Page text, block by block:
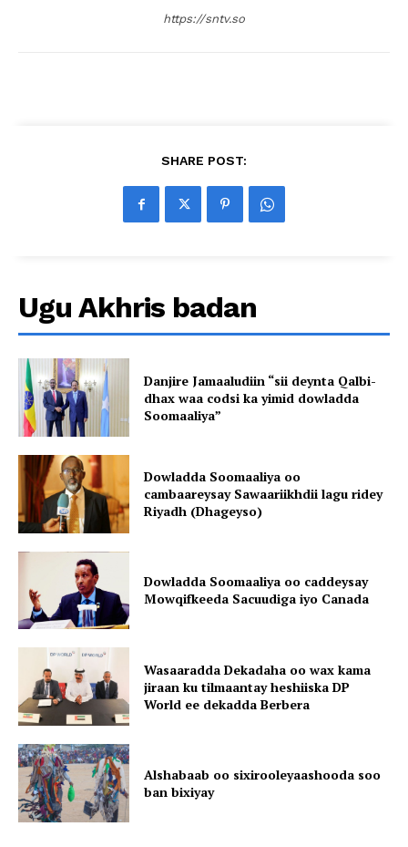
https://sntv.so
SHARE POST:
Ugu Akhris badan
Danjire Jamaaludiin “sii deynta Qalbi-
dhax waa codsi ka yimid dowladda
Soomaaliya”
Dowladda Soomaaliya oo
cambaareysay Sawaariikhdii lagu ridey
Riyadh (Dhageyso)
Dowladda Soomaaliya oo caddeysay
Mowqifkeeda Sacuudiga iyo Canada
Wasaaradda Dekadaha oo wax kama
jiraan ku tilmaantay heshiiska DP
World ee dekadda Berbera
Alshabaab oo sixirooleyaashooda soo
ban bixiyay